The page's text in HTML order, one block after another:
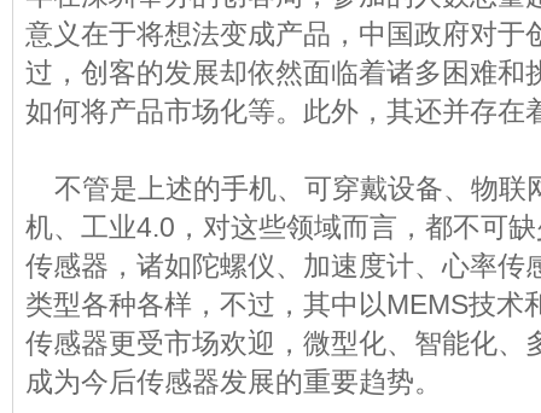
意义在于将想法变成产品，中国政府对于
过，创客的发展却依然面临着诸多困难和
如何将产品市场化等。此外，其还并存在
不管是上述的手机、可穿戴设备、物联
机、工业4.0，对这些领域而言，都不可
传感器，诸如陀螺仪、加速度计、心率传
类型各种各样，不过，其中以MEMS技术
传感器更受市场欢迎，微型化、智能化、
成为今后传感器发展的重要趋势。